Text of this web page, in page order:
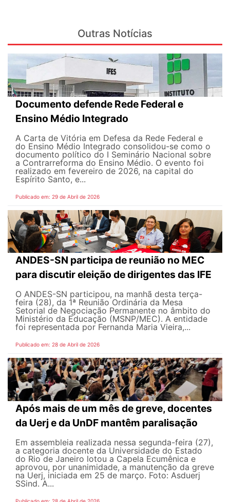
Outras Notícias
Documento defende Rede Federal e
Ensino Médio Integrado
A Carta de Vitória em Defesa da Rede Federal e
do Ensino Médio Integrado consolidou-se como o
documento político do I Seminário Nacional sobre
a Contrarreforma do Ensino Médio. O evento foi
realizado em fevereiro de 2026, na capital do
Espírito Santo, e...
Publicado em: 29 de Abril de 2026
ANDES-SN participa de reunião no MEC
para discutir eleição de dirigentes das IFE
O ANDES-SN participou, na manhã desta terça-
feira (28), da 1ª Reunião Ordinária da Mesa
Setorial de Negociação Permanente no âmbito do
Ministério da Educação (MSNP/MEC). A entidade
foi representada por Fernanda Maria Vieira,...
Publicado em: 28 de Abril de 2026
Após mais de um mês de greve, docentes
da Uerj e da UnDF mantêm paralisação
Em assembleia realizada nessa segunda-feira (27),
a categoria docente da Universidade do Estado
do Rio de Janeiro lotou a Capela Ecumênica e
aprovou, por unanimidade, a manutenção da greve
na Uerj, iniciada em 25 de março. Foto: Asduerj
SSind. A...